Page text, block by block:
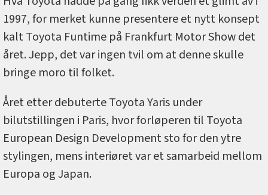
1997, for merket kunne presentere et nytt konsept
kalt Toyota Funtime på Frankfurt Motor Show det
året. Jepp, det var ingen tvil om at denne skulle
bringe moro til folket.
Året etter debuterte Toyota Yaris under
bilutstillingen i Paris, hvor forløperen til Toyota
European Design Development sto for den ytre
stylingen, mens interiøret var et samarbeid mellom
Europa og Japan.